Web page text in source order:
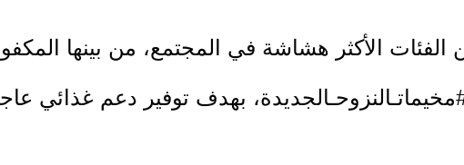
الفئات الأكثر هشاشة في المجتمع، من بينها
#مخيماتـالنزوحـالجديدة، بهدف توفير دعم